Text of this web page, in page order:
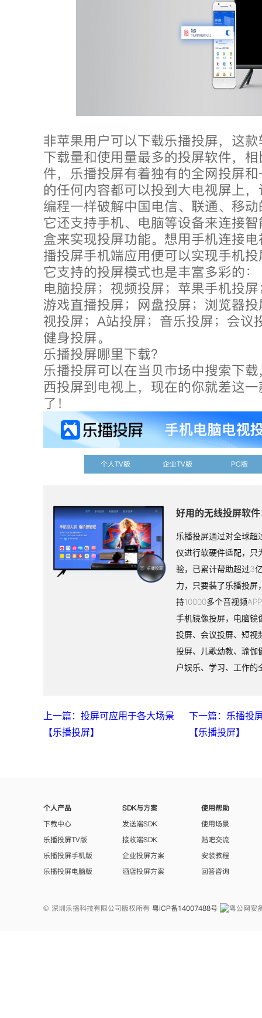
非苹果用户可以下载乐播投屏，这
下载量和使用量最多的投屏软件，
件，乐播投屏有着独有的全网投屏
的任何内容都可以投到大电视屏上
编程一样破解中国电信、联通、移
它还支持手机、电脑等设备来连接
盒来实现投屏功能。想用手机连接
播投屏手机端应用便可以实现手机
它支持的投屏模式也是丰富多彩的：
电脑投屏；视频投屏；苹果手机投
游戏直播投屏；网盘投屏；浏览器
视投屏；A站投屏；音乐投屏；会议
健身投屏。
乐播投屏哪里下载？
乐播投屏可以在当贝市场中搜索下
西投屏到电视上，现在的你就差这
了！
个人TV版 企业TV版 PC版
好用的无线投屏软
乐播投屏通过对全球超
仪进行软硬件适配，只
验，已累计帮助超过3
力，只要装了乐播投屏
持10000多个音视频
手机镜像投屏，电脑镜
投屏、会议投屏、短视
投屏、儿歌幼教、瑜伽
户娱乐、学习、工作的
上一篇：投屏可应用于各大场景
【乐播投屏】
下一篇：乐播投
【乐播投屏】
个人产品
下载中心
乐播投屏TV版
乐播投屏手机版
乐播投屏电脑版
SDK与方案
发送端SDK
接收端SDK
企业投屏方案
酒店投屏方案
使用帮助
使用场景
贴吧交流
安装教程
回答咨询
© 深圳乐播科技有限公司版权所有 粤ICP备14007488号